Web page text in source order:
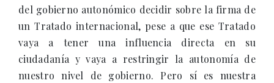
del gobierno autonómico decidir sobre la firma de
un Tratado internacional, pese a que ese Tratado
vaya a tener una influencia directa en su
ciudadanía y vaya a restringir la autonomía de
nuestro nivel de gobierno. Pero sí es nuestra